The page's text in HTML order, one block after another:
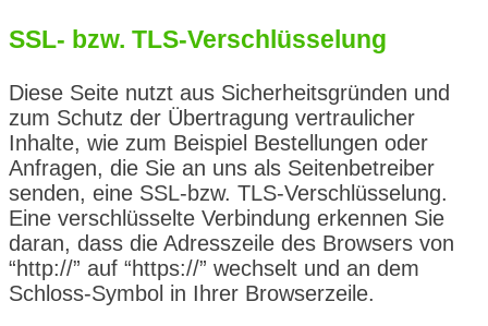
SSL- bzw. TLS-Verschlüsselung
Diese Seite nutzt aus Sicherheitsgründen und
zum Schutz der Übertragung vertraulicher
Inhalte, wie zum Beispiel Bestellungen oder
Anfragen, die Sie an uns als Seitenbetreiber
senden, eine SSL-bzw. TLS-Verschlüsselung.
Eine verschlüsselte Verbindung erkennen Sie
daran, dass die Adresszeile des Browsers von
“http://” auf “https://” wechselt und an dem
Schloss-Symbol in Ihrer Browserzeile.